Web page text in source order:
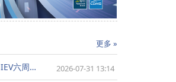
释真旗舰价值
更多 »
共庆里程碑时刻！宏光MINIEV六周年暨五菱代步车300万用户盛典8月7日将登陆成都 2026-07-31 13:14